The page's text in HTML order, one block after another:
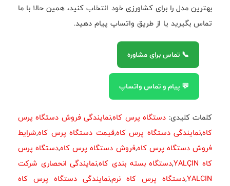
بهترین مدل را برای کشاورزی خود انتخاب کنید، همین حالا با ما
تماس بگیرید یا از طریق واتساپ پیام دهید.
📞 تماس برای مشاوره
💬 پیام و تماس واتساپ
کلمات کلیدی: دستگاه پرس کاه,نمایندگی فروش دستگاه پرس
کاه,نمایندگی دستگاه پرس کاه,قیمت دستگاه پرس کاه,شرایط
فروش دستگاه پرس کاه,فروش دستگاه پرس کاه,دستگاه پرس
کاه YALÇIN
,دستگاه بسته بندی کاه,نمایندگی انحصاری شرکت
YALCIN
,دستگاه پرس کاه نرم,نمایندگی دستگاه پرس کاه